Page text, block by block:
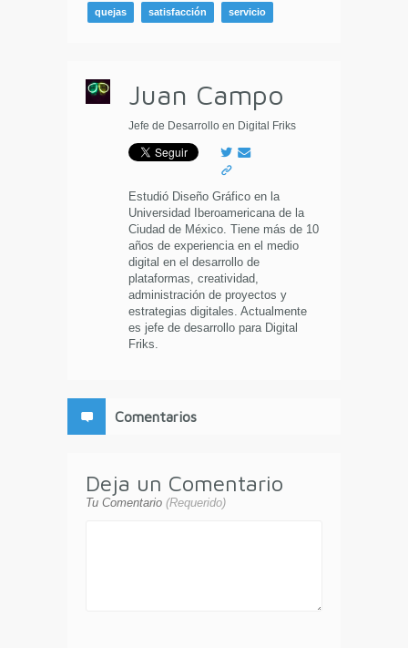
quejas satisfacción servicio
Juan Campo
Jefe de Desarrollo en Digital Friks
Estudió Diseño Gráfico en la
Universidad Iberoamericana de la
Ciudad de México. Tiene más de 10
años de experiencia en el medio
digital en el desarrollo de
plataformas, creatividad,
administración de proyectos y
estrategias digitales. Actualmente
es jefe de desarrollo para Digital
Friks.
Comentarios
Deja un Comentario
Tu Comentario (Requerido)